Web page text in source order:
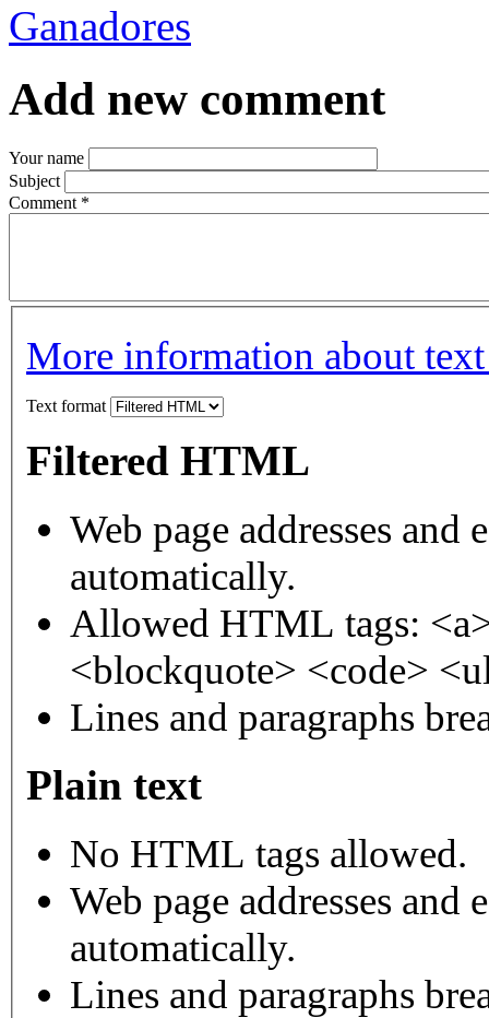
Ganadores
Add new comment
Your name
Subject
Comment *
More information about
Text format
Filtered HTML
Web page addresses
automatically.
Allowed HTML tags:
<blockquote> <code>
Lines and paragraphs
Plain text
No HTML tags allowed.
Web page addresses
automatically.
Lines and paragraphs